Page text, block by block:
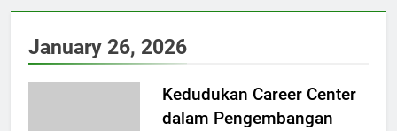
January 26, 2026
Kedudukan Career Center
dalam Pengembangan